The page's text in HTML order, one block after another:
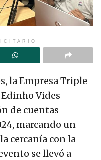
la Empresa Triple
Vides
de cuentas
marcando un
cercanía con la
se llevó a